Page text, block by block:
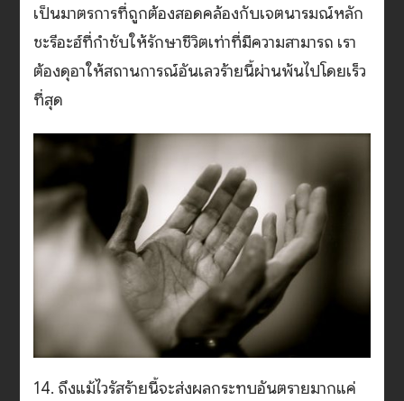
เป็นมาตรการที่ถูกต้องสอดคล้องกับเจตนารมณ์หลัก
ชะรีอะฮ์ที่กำชับให้รักษาชีวิตเท่าที่มีความสามารถ เรา
ต้องดุอาให้สถานการณ์อันเลวร้ายนี้ผ่านพ้นไปโดยเร็ว
ที่สุด
14. ถึงแม้ไวรัสร้ายนี้จะส่งผลกระทบอันตรายมากแค่